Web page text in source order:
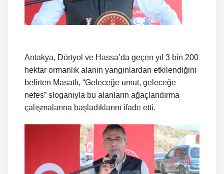
Antakya, Dörtyol ve Hassa’da geçen yıl 3 bin 200
hektar ormanlık alanın yangınlardan etkilendiğini
belirten Masatlı, “Geleceğe umut, geleceğe
nefes” sloganıyla bu alanların ağaçlandırma
çalışmalarına başladıklarını ifade etti.